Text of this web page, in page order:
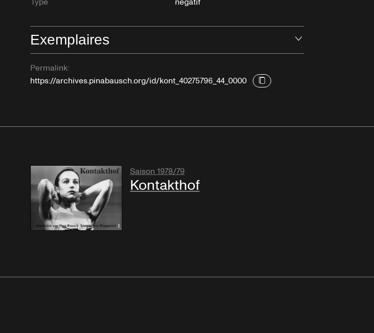
Exemplaires
Permalink:
https://archives.pinabausch.org/id/kont_40275796_44_0000
Saison 1978/79
Kontakthof